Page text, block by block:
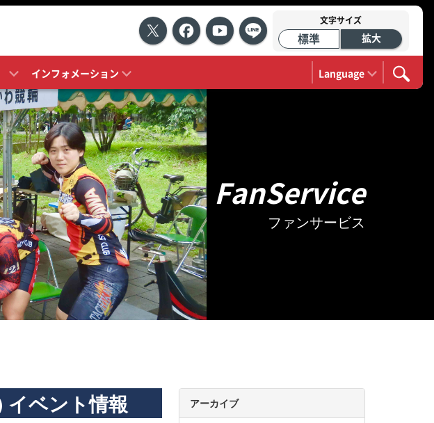
文字サイズ
標準 拡大
インフォメーション Language
FanService
ファンサービス
ベント情報 アーカイブ